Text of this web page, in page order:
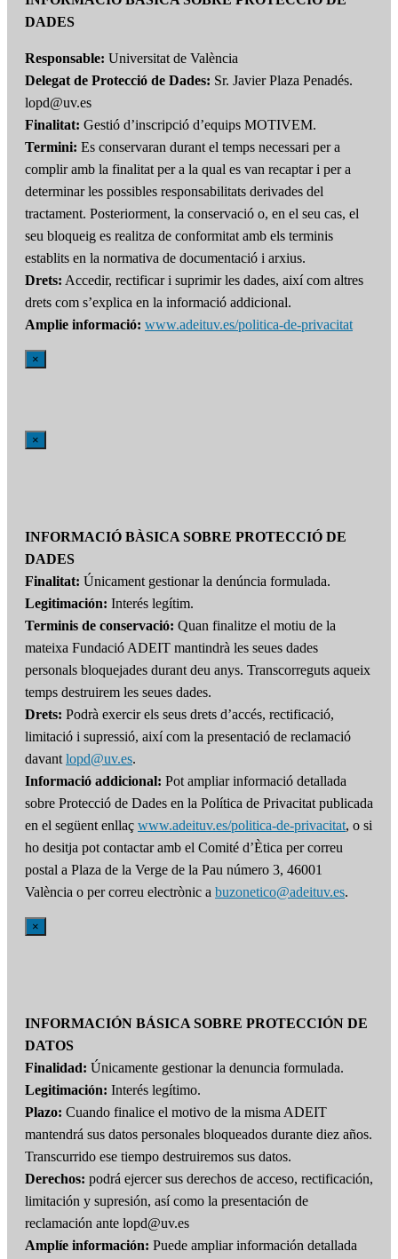
DADES
Responsable: Universitat de València
Delegat de Protecció de Dades: Sr. Javier Plaza Penadés.
lopd@uv.es
Finalitat: Gestió d’inscripció d’equips MOTIVEM.
Termini: Es conservaran durant el temps necessari per a
complir amb la finalitat per a la qual es van recaptar i per a
determinar les possibles responsabilitats derivades del
tractament. Posteriorment, la conservació o, en el seu cas, el
seu bloqueig es realitza de conformitat amb els terminis
establits en la normativa de documentació i arxius.
Drets: Accedir, rectificar i suprimir les dades, així com altres
drets com s’explica en la informació addicional.
Amplie informació: www.adeituv.es/politica-de-privacitat
×
×
INFORMACIÓ BÀSICA SOBRE PROTECCIÓ DE
DADES
Finalitat: Únicament gestionar la denúncia formulada.
Legitimación: Interés legítim.
Terminis de conservació: Quan finalitze el motiu de la
mateixa Fundació ADEIT mantindrà les seues dades
personals bloquejades durant deu anys. Transcorreguts aqueix
temps destruirem les seues dades.
Drets: Podrà exercir els seus drets d’accés, rectificació,
limitació i supressió, així com la presentació de reclamació
davant lopd@uv.es.
Informació addicional: Pot ampliar informació detallada
sobre Protecció de Dades en la Política de Privacitat publicada
en el següent enllaç www.adeituv.es/politica-de-privacitat, o si
ho desitja pot contactar amb el Comité d’Ètica per correu
postal a Plaza de la Verge de la Pau número 3, 46001
València o per correu electrònic a buzonetico@adeituv.es.
×
INFORMACIÓN BÁSICA SOBRE PROTECCIÓN DE
DATOS
Finalidad: Únicamente gestionar la denuncia formulada.
Legitimación: Interés legítimo.
Plazo: Cuando finalice el motivo de la misma ADEIT
mantendrá sus datos personales bloqueados durante diez años.
Transcurrido ese tiempo destruiremos sus datos.
Derechos: podrá ejercer sus derechos de acceso, rectificación,
limitación y supresión, así como la presentación de
reclamación ante lopd@uv.es
Amplíe información: Puede ampliar información detallada